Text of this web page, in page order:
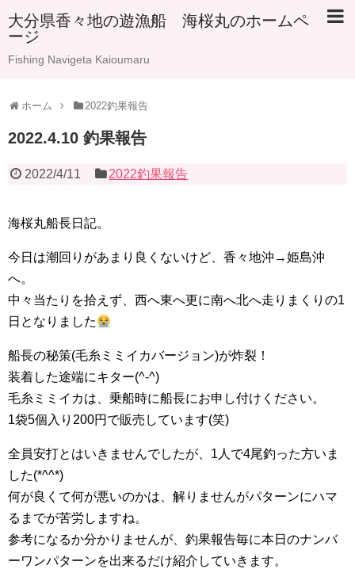
大分県香々地の遊漁船 海桜丸のホームペ
ージ
Fishing Navigeta Kaioumaru
ホーム 2022釣果報告
2022.4.10 釣果報告
2022/4/11 2022釣果報告
海桜丸船長日記。
今日は潮回りがあまり良くないけど、香々地沖→姫島沖
へ。
中々当たりを拾えず、西へ東へ更に南へ北へ走りまくりの1
日となりました
船長の秘策(毛糸ミミイカバージョン)が炸裂！
装着した途端にキター(^-^)
毛糸ミミイカは、乗船時に船長にお申し付けください。
1袋5個入り200円で販売しています(笑)
全員安打とはいきませんでしたが、1人で4尾釣った方いま
した(*^^*)
何が良くて何が悪いのかは、解りませんがパターンにハマ
るまでが苦労しますね。
参考になるか分かりませんが、釣果報告毎に本日のナンバ
ーワンパターンを出来るだけ紹介していきます。